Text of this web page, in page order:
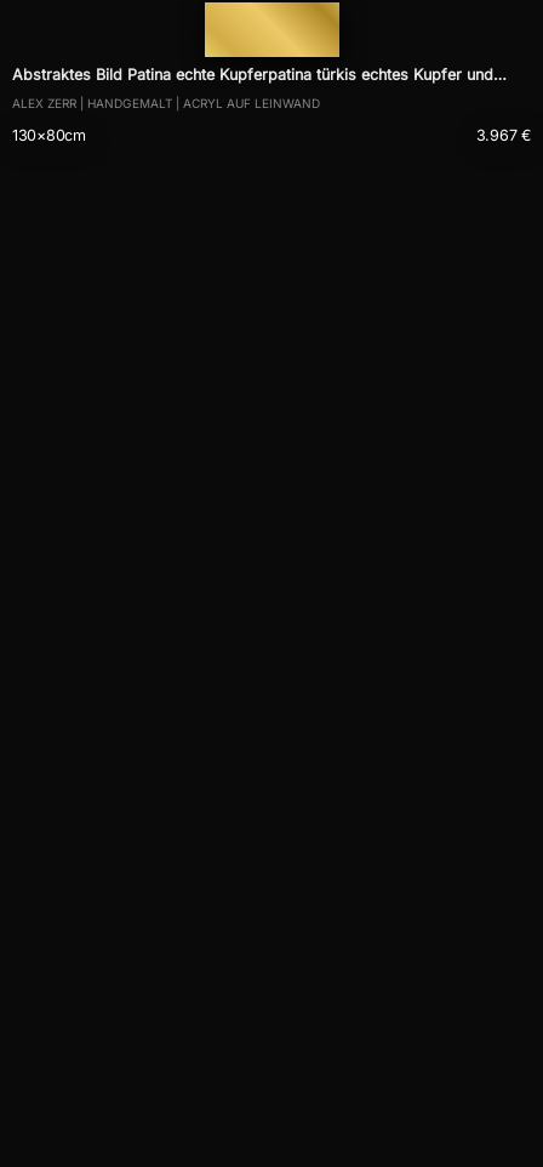
— 1302 —
Abstraktes Bild Patina echte Kupferpatina türkis echtes Kupfer und
Patina auf Leinwand
ALEX ZERR | HANDGEMALT | ACRYL AUF LEINWAND
130×80cm 3.967 €